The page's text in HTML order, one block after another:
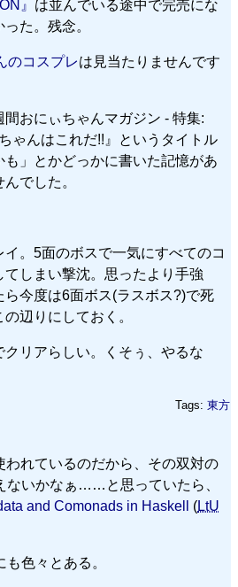
』 は並んでいる途中で完売にな
た。残念。
のコスプレは見当たりませんです
おにぃちゃんマガジン - 特集:
ゃんはこれだ!!』というタイトル
」とかどっかに書いた記憶があ
でした。
。5面のボスで一気にすべてのコ
しまい撃沈。思ったより手強
今度は6面ボス(ラスボス?)で死
辺りにしておく。
リアらしい。くそぅ、やるな
Tags: 東方
われているのだから、その双対の
ないかなぁ……と思っていたら、
and Comonads in Haskell (LtU
も色々とある。